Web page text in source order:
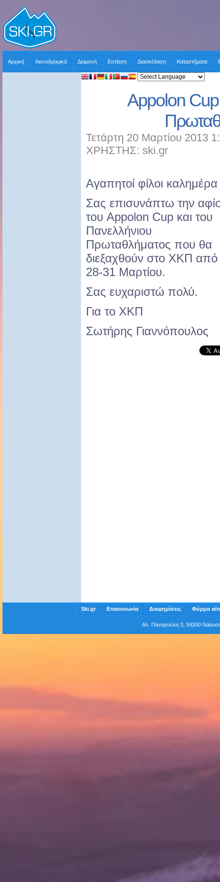
Αρχική Χιονοδρομικά Διαμονή Εστίαση Διασκέδαση Καταστήματα
Appolon
Τετάρτη 20 Μαρτίου 2013
ΧΡΗΣΤΗΣ: ski.gr
Αγαπητοί φίλοι καλημέρα
Σας επισυνάπτω την
του Appolon Cup και του
Πανελλήνιου
Πρωταθλήματος που θα
διεξαχθούν στο ΧΚΠ από
28-31 Μαρτίου.
Σας ευχαριστώ πολύ.
Για το ΧΚΠ
Σωτήρης Γιαννόπουλος
Ski.gr Επικοινωνία Διαφημίσεις Φόρμα
Αλ. Παναγούλη 3, 59200